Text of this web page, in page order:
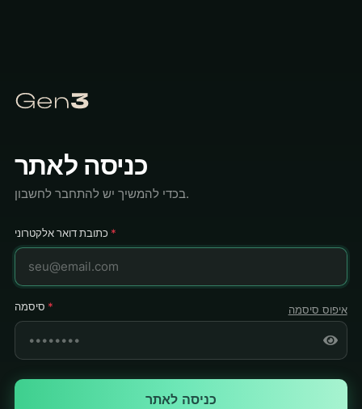
כניסה לאתר
בכדי להמשיך יש להתחבר לחשבון.
*
* איפוס סיסמה
כניסה לאתר